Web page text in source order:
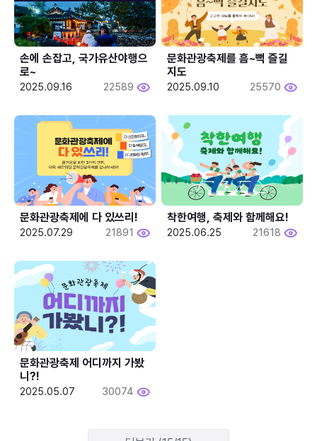
손에 손잡고, 국가유산야행으
로~
2025.09.16 22589
문화관광축제를 흠~뻑 즐길
지도
2025.09.10 25570
문화관광축제에 다 있쓰리!
2025.07.29 21891
착한여행, 축제와 함께해요!
2025.06.25 21618
문화관광축제 어디까지 가봤
니?!
2025.05.07 30074